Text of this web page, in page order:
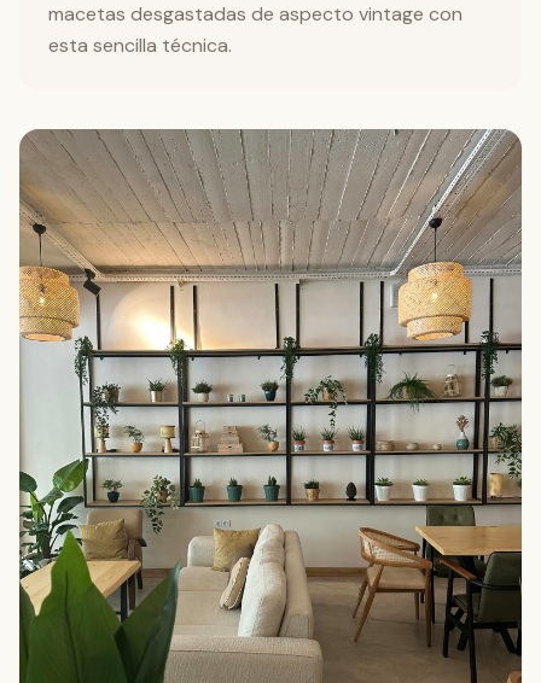
macetas desgastadas de aspecto vintage con
esta sencilla técnica.